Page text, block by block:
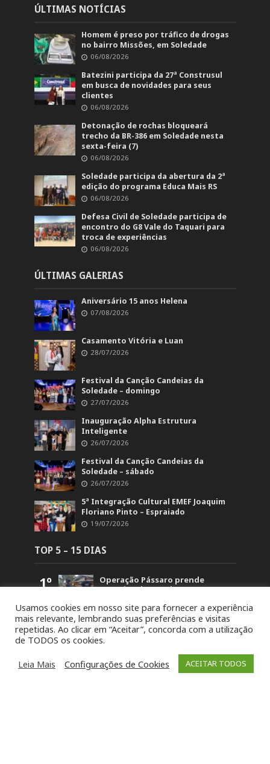
ÚLTIMAS NOTÍCIAS
Homem é preso por tráfico de drogas
no bairro Missões, em Soledade
06/08/2026
Batezini participa da 27ª Construsul
em busca de novidades para seus
clientes
06/08/2026
Detonação de rochas bloqueará
trecho da BR-386 em Soledade nesta
sexta-feira (7)
06/08/2026
Soledade participa da abertura da 2ª
edição do programa Educa Mais RS
06/08/2026
Defesa Civil de Soledade participa de
encontro do G8 Vale do Taquari para
troca de experiências
06/08/2026
ÚLTIMAS GALERIAS
Aniversário 15 anos Helena
07/08/2026
Casamento Vitória e Luan
28/07/2026
Festival da Canção Candeias da
Soledade – domingo
27/07/2026
Inauguração Alpha Estrutura
Inteligente
26/07/2026
Festival da Canção Candeias da
Soledade – sábado
26/07/2026
5ª Integração Cultural EMEF Joaquim
Floriano Pinto – Espraiado
19/07/2026
TOP 5 – 15 DIAS
1º
Operação Pássaro prende
suspeito de mandar matar
5.867
2º
Retorno no acesso a Arvorezinha
permanece bloqueado na BR-386
até domingo (26)
3º
19ª Ronda Crioula do Piquete
Cambará é lançada na
Usamos cookies em nosso site para fornecer a experiência
mais relevante, lembrando suas preferências e visitas
repetidas. Ao clicar em “Aceitar”, concorda com a utilização
de TODOS os cookies.
Leia Mais
Configurações de Cookies ACEITAR TODOS